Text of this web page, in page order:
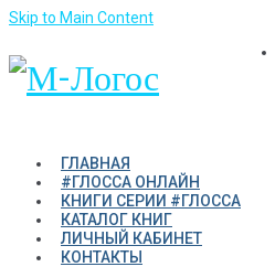
Skip to Main Content
ГЛАВНАЯ
#ГЛОССА ОНЛАЙН
КНИГИ СЕРИИ #ГЛОССА
КАТАЛОГ КНИГ
ЛИЧНЫЙ КАБИНЕТ
КОНТАКТЫ